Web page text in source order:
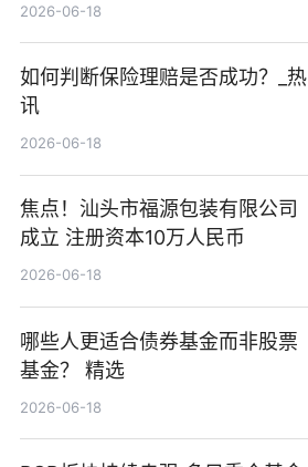
2026-06-18
如何判断保险理赔是否成功？_热
讯
2026-06-18
焦点！汕头市福源包装有限公司
成立 注册资本10万人民币
2026-06-18
哪些人更适合债券基金而非股票
基金？ 精选
2026-06-18